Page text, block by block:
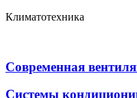
Климатотехника
Современная
Системы